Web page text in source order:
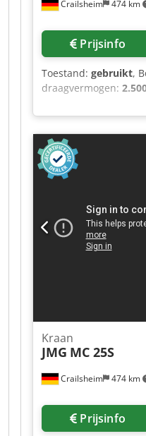
zuigerpomp - Load
bar - Hydraulische
Draaicirkel
Kantelhoek van de
Binnengeluidsniveau
handen / armen
Crailsheim 474 km
Prijsinfo
Toestand: gebruikt,
draagvermogen:
5.145
bereik: 3,40 m ・
daN ・Kantelhoek
Draaicirkel (over
(met vork) 4800 kg ・
8 seconden op ・
・Kantel 3,50 s ・
cilinders /
Nominaal
/ 55,40 kW ・Max.
Parkeerrem-oliebad-
de voorassen ・
Hydraulische druk
Hydraulische olie 115
Brandstoftankinhoud
104 dB ・
・Stuurwielen (voor/
Crailsheim 474 km
Kraan
JMG MC 25S
Prijsinfo